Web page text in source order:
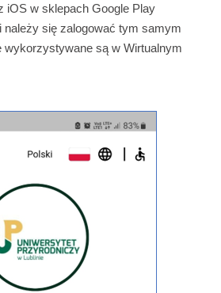
iOS w sklepach Google Play
należy się zalogować tym samym
wykorzystywane są w Wirtualnym